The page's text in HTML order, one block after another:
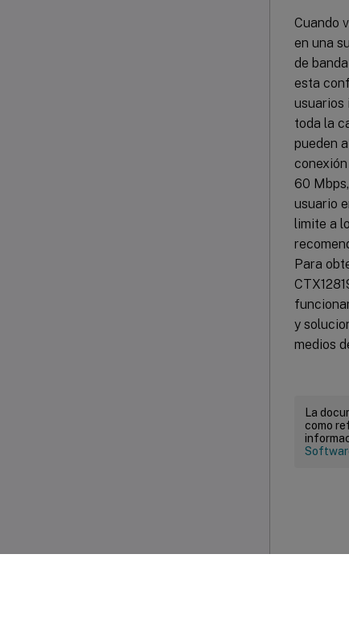
Cuando
en una
de
esta
usuarios
toda la
pueden
60
usuario
limite a
Para
y
medios
La
como